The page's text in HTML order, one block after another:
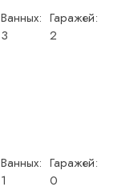
Ванных:
3
Гаражей:
2
Ванных:
1
Гаражей:
0